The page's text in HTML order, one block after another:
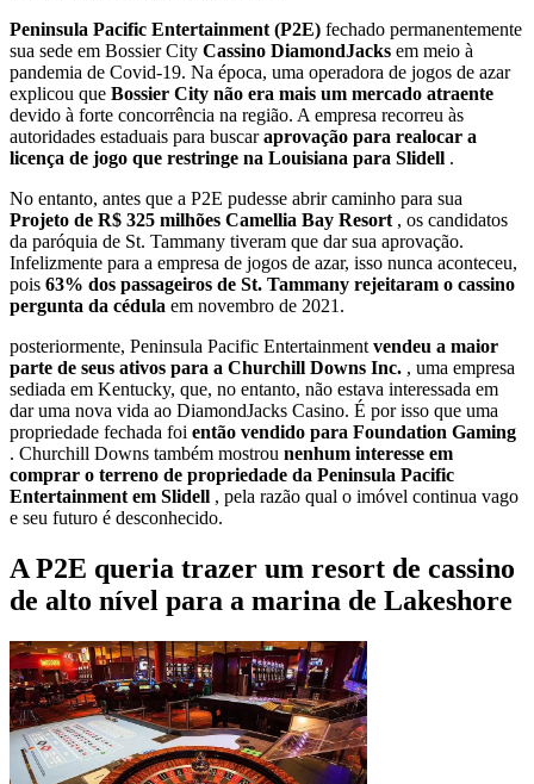
Peninsula Pacific Entertainment (P2E) fechado permanentemente
sua sede em Bossier City Cassino DiamondJacks em meio à
pandemia de Covid-19. Na época, uma operadora de jogos de azar
explicou que Bossier City não era mais um mercado atraente
devido à forte concorrência na região. A empresa recorreu às
autoridades estaduais para buscaraprovação para realocar a
licença de jogo que restringe na Louisiana para Slidell .
No entanto, antes que a P2E pudesse abrir caminho para sua
Projeto de R$ 325 milhões Camellia Bay Resort , os candidatos
da paróquia de St. Tammany tiveram que dar sua aprovação.
Infelizmente para a empresa de jogos de azar, isso nunca aconteceu,
pois 63% dos passageiros de St. Tammany rejeitaram o cassino
pergunta da cédula em novembro de 2021.
posteriormente, Peninsula Pacific Entertainment vendeu a maior
parte de seus ativos para a Churchill Downs Inc. , uma empresa
sediada em Kentucky, que, no entanto, não estava interessada em
dar uma nova vida ao DiamondJacks Casino. É por isso que uma
propriedade fechada foi então vendido para Foundation Gaming
. Churchill Downs também mostrou nenhum interesse em
comprar o terreno de propriedade da Peninsula Pacific
Entertainment em Slidell , pela razão qual o imóvel continua vago
e seu futuro é desconhecido.
A P2E queria trazer um resort de cassino
de alto nível para a marina de Lakeshore